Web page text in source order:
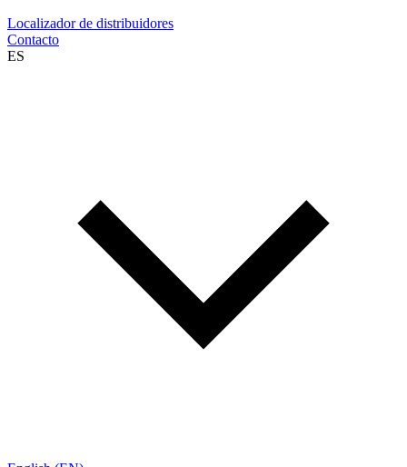
Localizador de distribuidores
Contacto
ES